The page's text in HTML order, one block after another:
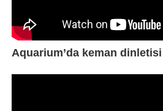
Aquarium’da keman dinletisi